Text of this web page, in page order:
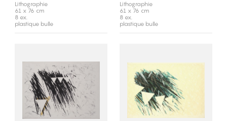
Lithographie
61 x 76 cm
8 ex.
plastique bulle
Lithographie
61 x 76 cm
8 ex.
plastique bulle